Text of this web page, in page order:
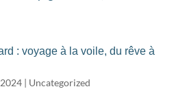
: voyage à la voile, du rêve à
| Uncategorized